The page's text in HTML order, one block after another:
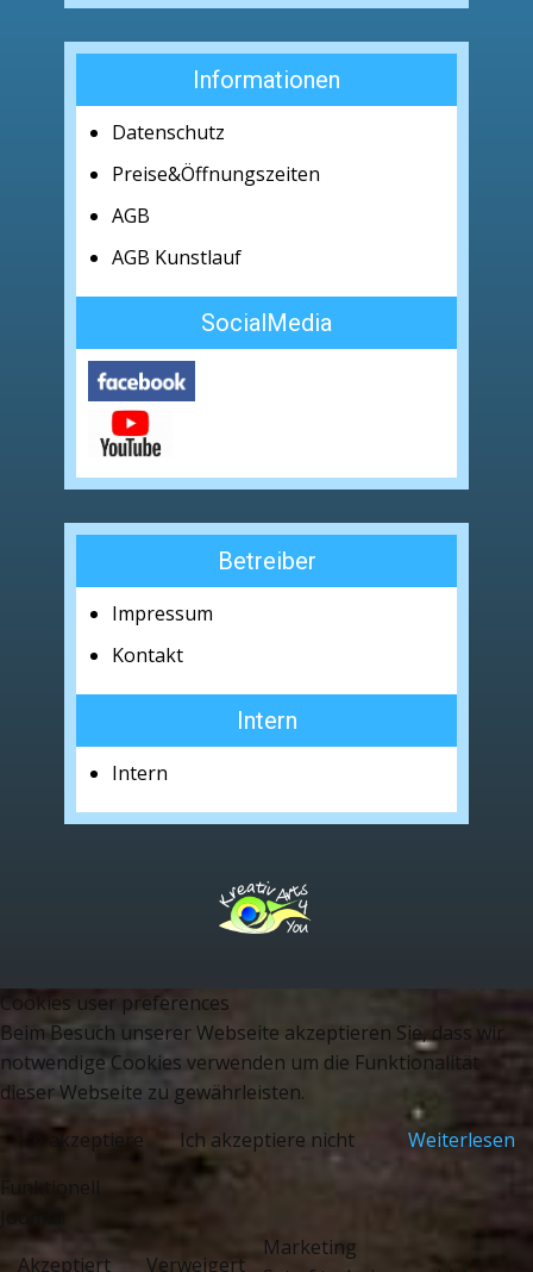
Informationen
Datenschutz
Preise&Öffnungszeiten
AGB
AGB Kunstlauf
SocialMedia
Betreiber
Impressum
Kontakt
Intern
Intern
Cookies user preferences
Beim Besuch unserer Webseite akzeptieren Sie, dass wir
notwendige Cookies verwenden um die Funktionalität
dieser Webseite zu gewährleisten.
Ich akzeptiere
Ich akzeptiere nicht
Weiterlesen
Funktionell
Akzeptiert
Verweigert
Marketing